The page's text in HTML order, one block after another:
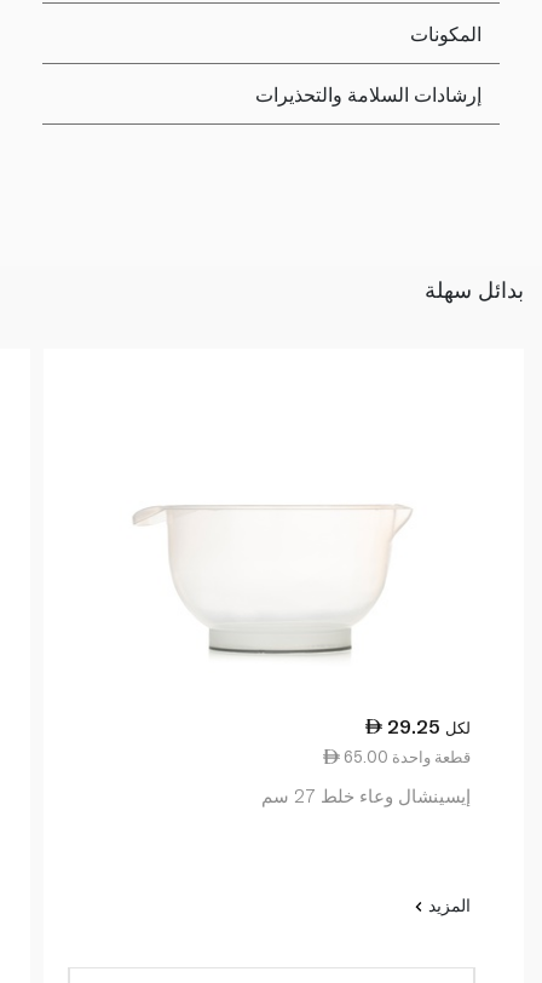
المكونات
إرشادات السلامة والتحذيرات
بدائل سهلة
29.25 لكل
65.00 قطعة واحدة
إيسينشال وعاء خلط 27 سم
المزيد